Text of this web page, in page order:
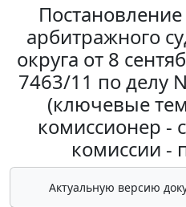
арбитражного
округа от 8
7463/11 по делу
(ключевые
комиссионер -
комиссии -
Актуальную версию